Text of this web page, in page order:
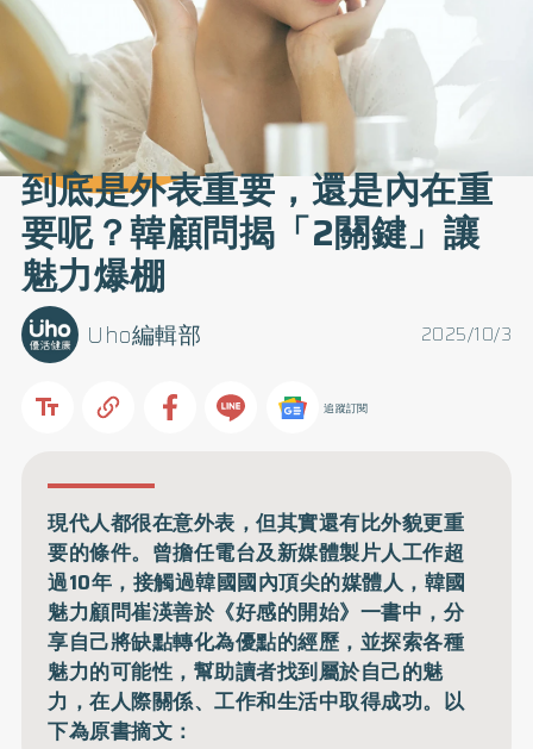
到底是外表重要，還是內在重
要呢？韓顧問揭「2關鍵」讓
魅力爆棚
2025/10/3
Uho編輯部
追蹤訂閱
現代人都很在意外表，但其實還有比外貌更重
要的條件。曾擔任電台及新媒體製片人工作超
過10年，接觸過韓國國內頂尖的媒體人，韓國
魅力顧問崔渶善於《好感的開始》一書中，分
享自己將缺點轉化為優點的經歷，並探索各種
魅力的可能性，幫助讀者找到屬於自己的魅
力，在人際關係、工作和生活中取得成功。以
下為原書摘文：